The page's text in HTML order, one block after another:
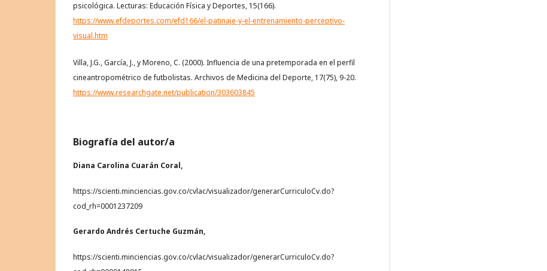
psicológica. Lecturas: Educación Física y Deportes, 15(166).
https://www.efdeportes.com/efd166/el-patinaje-y-el-entrenamiento-perceptivo-
visual.htm
Villa, J.G., García, J., y Moreno, C. (2000). Influencia de una pretemporada en el perfil
cineantropométrico de futbolistas. Archivos de Medicina del Deporte, 17(75), 9-20.
https://www.researchgate.net/publication/303603845
Biografía del autor/a
Diana Carolina Cuarán Coral,
https://scienti.minciencias.gov.co/cvlac/visualizador/generarCurriculoCv.do?
cod_rh=0001237209
Gerardo Andrés Certuche Guzmán,
https://scienti.minciencias.gov.co/cvlac/visualizador/generarCurriculoCv.do?